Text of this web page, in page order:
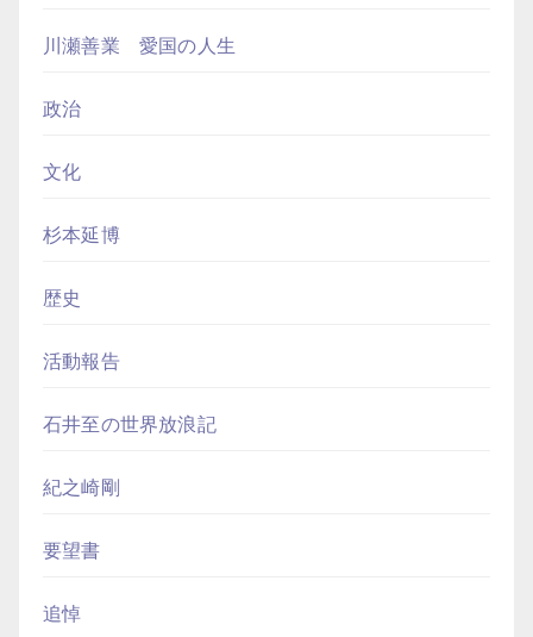
川瀬善業 愛国の人生
政治
文化
杉本延博
歴史
活動報告
石井至の世界放浪記
紀之崎剛
要望書
追悼